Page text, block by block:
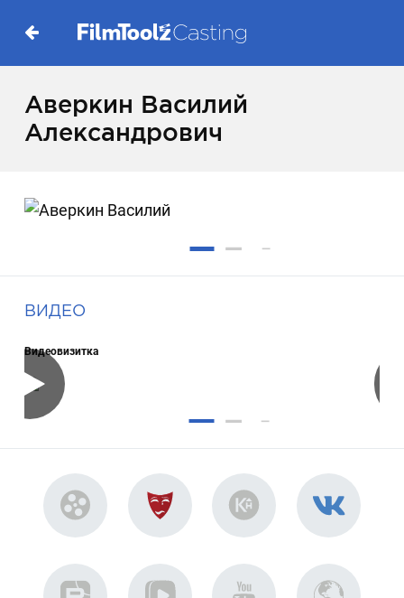
Аверкин Василий
Александрович
ВИДЕО
Видеовизитка